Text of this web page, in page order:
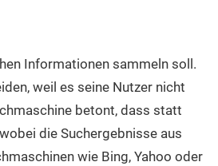
Informationen sammeln soll.
weil es seine Nutzer nicht
betont, dass statt
die Suchergebnisse aus
wie Bing, Yahoo oder